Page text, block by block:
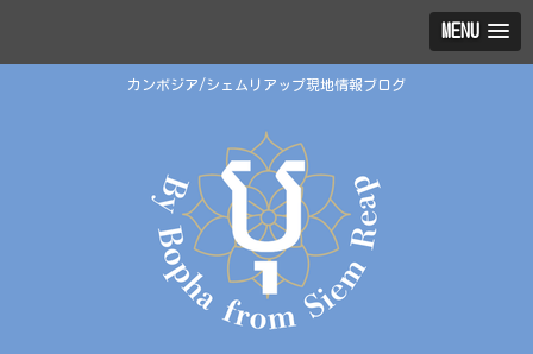
MENU
カンボジア/シェムリアップ現地情報ブログ